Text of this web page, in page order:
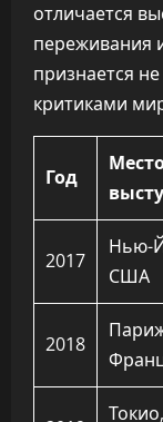
отличается
переживания
признается
критиками
Год
2017
Нью-
США
2018
Токио,